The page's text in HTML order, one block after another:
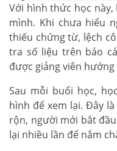
Với hình thức học
mình. Khi chưa hiểu
thiếu chứng từ, lệch
tra số liệu trên báo
được giảng viên hướng
Sau mỗi buổi học,
hình để xem lại. Đây
rộn, người mới bắt
lại nhiều lần để nắm